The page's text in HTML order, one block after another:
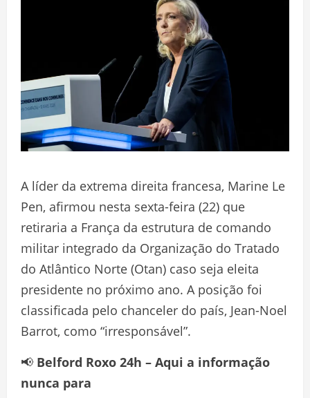
A líder da extrema direita francesa, Marine Le
Pen, afirmou nesta sexta-feira (22) que
retiraria a França da estrutura de comando
militar integrado da Organização do Tratado
do Atlântico Norte (Otan) caso seja eleita
presidente no próximo ano. A posição foi
classificada pelo chanceler do país, Jean-Noel
Barrot, como “irresponsável”.
📢 Belford Roxo 24h – Aqui a informação
nunca para